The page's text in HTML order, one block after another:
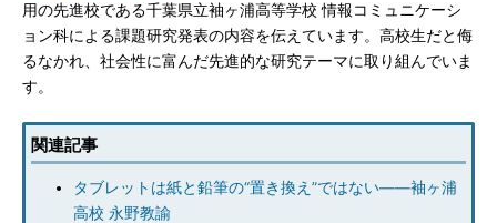
用の先進校である千葉県立袖ヶ浦高等学校 情報コミュニケーシ
ョン科による課題研究発表の内容を伝えています。高校生だと侮
るなかれ、社会性に富んだ先進的な研究テーマに取り組んでいま
す。
関連記事
タブレットは紙と鉛筆の“置き換え”ではない――袖ヶ浦
高校 永野教諭